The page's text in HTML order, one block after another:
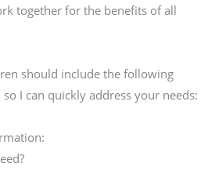
together for the benefits of all
should include the following
I can quickly address your needs: